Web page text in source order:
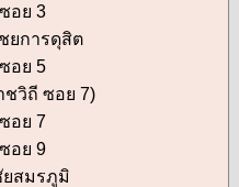
อย 3
ยการดุสิต
อย 5
ชวิถี ซอย 7)
อย 7
อย 9
ยสมรภูมิ